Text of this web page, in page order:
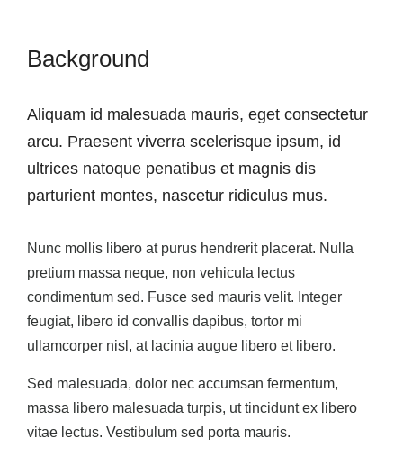
Background
Aliquam id malesuada mauris, eget consectetur
arcu. Praesent viverra scelerisque ipsum, id
ultrices natoque penatibus et magnis dis
parturient montes, nascetur ridiculus mus.
Nunc mollis libero at purus hendrerit placerat. Nulla
pretium massa neque, non vehicula lectus
condimentum sed. Fusce sed mauris velit. Integer
feugiat, libero id convallis dapibus, tortor mi
ullamcorper nisl, at lacinia augue libero et libero.
Sed malesuada, dolor nec accumsan fermentum,
massa libero malesuada turpis, ut tincidunt ex libero
vitae lectus. Vestibulum sed porta mauris.